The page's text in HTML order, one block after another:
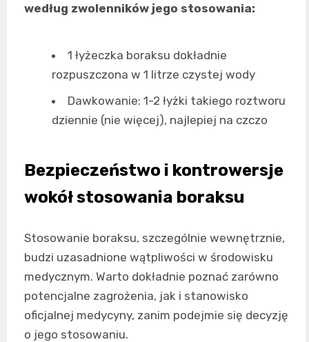
według zwolenników jego stosowania:
1 łyżeczka boraksu dokładnie
rozpuszczona w 1 litrze czystej wody
Dawkowanie: 1-2 łyżki takiego roztworu
dziennie (nie więcej), najlepiej na czczo
Bezpieczeństwo i kontrowersje
wokół stosowania boraksu
Stosowanie boraksu, szczególnie wewnętrznie,
budzi uzasadnione wątpliwości w środowisku
medycznym. Warto dokładnie poznać zarówno
potencjalne zagrożenia, jak i stanowisko
oficjalnej medycyny, zanim podejmie się decyzję
o jego stosowaniu.